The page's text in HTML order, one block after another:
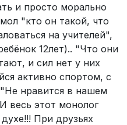
и просто морально
"кто он такой, что
на учителей",
12лет).. "Что они
и сил нет у них
активно спортом, с
нравится в нашем
весь этот монолог
При друзьях